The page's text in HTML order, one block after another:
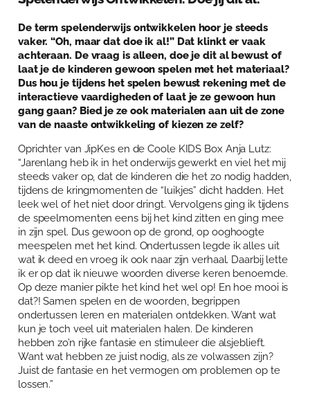
Blog en Downloads
Themaboeken
Gespreks- en reflectiesets
Aanbod
Winkelwagen
Mijn account
Contact
Contact
Agenda
De term spelenderwijs ontwikkelen hoor je steeds
vaker. “Oh, maar dat doe ik al!” Dat klinkt er vaak
achteraan. De vraag is alleen, doe je dit al bewust of
laat je de kinderen gewoon spelen met het materiaal?
Dus hou je tijdens het spelen bewust rekening met de
interactieve vaardigheden of laat je ze gewoon hun
gang gaan? Bied je ze ook materialen aan uit de zone
van de naaste ontwikkeling of kiezen ze zelf?
Oprichter van JipKes en de Coole KIDS Box Anja Lutz:
“Jarenlang heb ik in het onderwijs gewerkt en viel het mij
steeds vaker op, dat de kinderen die het zo nodig hadden,
tijdens de kringmomenten de “luikjes” dicht hadden. Het
leek wel of het niet door dringt. Vervolgens ging ik tijdens
de speelmomenten eens bij het kind zitten en ging mee
in zijn spel. Dus gewoon op de grond, op ooghoogte
meespelen met het kind. Ondertussen legde ik alles uit
wat ik deed en vroeg ik ook naar zijn verhaal. Daarbij lette
ik er op dat ik nieuwe woorden diverse keren benoemde.
Op deze manier pikte het kind het wel op! En hoe mooi is
dat?! Samen spelen en de woorden, begrippen
ondertussen leren en materialen ontdekken. Want wat
kun je toch veel uit materialen halen. De kinderen
hebben zo’n rijke fantasie en stimuleer die alsjeblieft.
Want wat hebben ze juist nodig, als ze volwassen zijn?
Juist de fantasie en het vermogen om problemen op te
lossen.”